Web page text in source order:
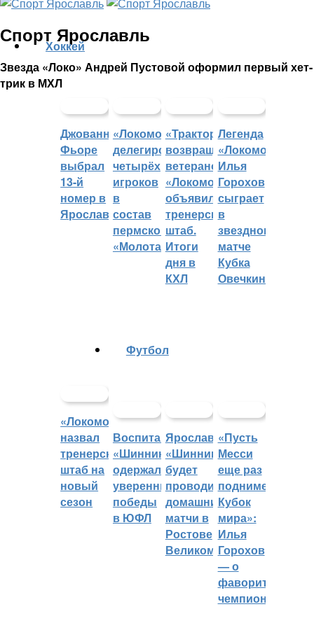
Спорт Ярославль
Звезда «Локо» Андрей Пустовой оформил первый хет-
трик в МХЛ
Хоккей
Джованни
Фьоре
выбрал
13-й
номер в
Ярославле
«Локомотив»
делегировал
четырёх
игроков
в
состав
пермского
«Молота»
«Трактор»
возвращает
ветеранов,
«Локомотив»
объявил
тренерский
штаб.
Итоги
дня в
КХЛ
Легенда
«Локомотива»
Илья
Горохов
сыграет
в
звездном
матче
Кубка
Овечкина
«Локомотив»
назвал
тренерский
штаб на
новый
сезон
Футбол
Воспитанники
«Шинника»
одержали
уверенные
победы
в ЮФЛ
Ярославский
«Шинник»
будет
проводить
домашние
матчи в
Ростове
Великом
«Пусть
Месси
еще раз
поднимет
Кубок
мира»:
Илья
Горохов
— о
фаворитах
чемпионата